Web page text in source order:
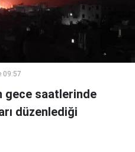
09:57
gece saatlerinde
düzenlediği